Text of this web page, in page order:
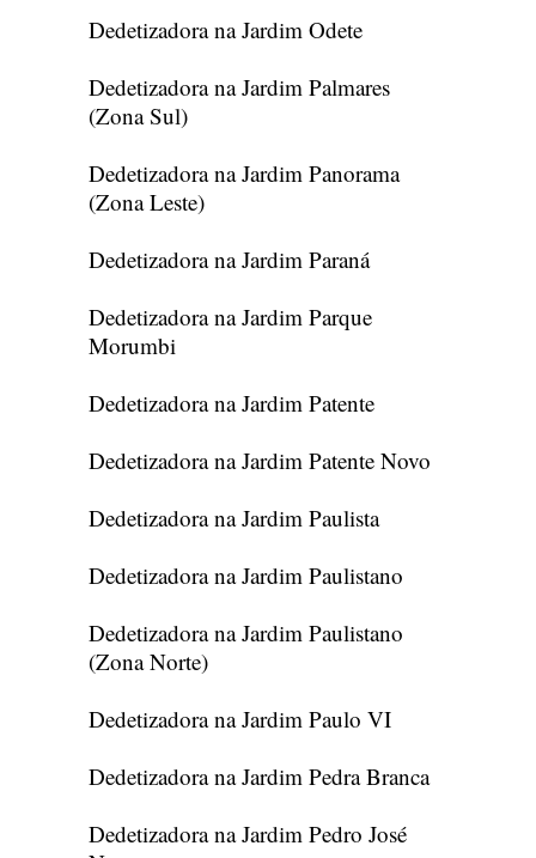
Dedetizadora na Jardim Odete
Dedetizadora na Jardim Palmares
(Zona Sul)
Dedetizadora na Jardim Panorama
(Zona Leste)
Dedetizadora na Jardim Paraná
Dedetizadora na Jardim Parque
Morumbi
Dedetizadora na Jardim Patente
Dedetizadora na Jardim Patente Novo
Dedetizadora na Jardim Paulista
Dedetizadora na Jardim Paulistano
Dedetizadora na Jardim Paulistano
(Zona Norte)
Dedetizadora na Jardim Paulo VI
Dedetizadora na Jardim Pedra Branca
Dedetizadora na Jardim Pedro José